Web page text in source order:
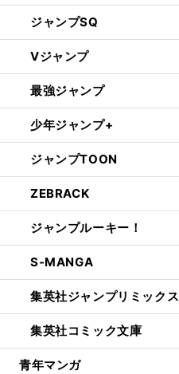
ジャンプSQ
Vジャンプ
最強ジャンプ
少年ジャンプ+
ジャンプTOON
ZEBRACK
ジャンプルーキー！
S-MANGA
集英社ジャンプリミックス
集英社コミック文庫
青年マンガ